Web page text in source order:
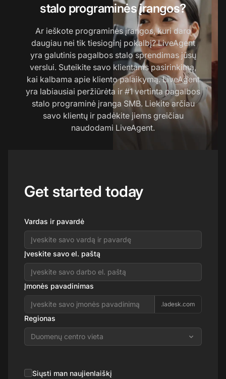
stalo programinės įrangos?
Ar ieškote programinės įrangos, kuri daro
daugiau nei tik tiesioginį pokalbį? LiveAgent
yra galutinis pagalbos stalo sprendimas jūsų
verslui. Suteikite savo klientams pasirinkimą,
kai kalbama apie kliento palaikymą. LiveAgent
yra labiausiai peržiūrėta ir #1 vertinta pagalbos
stalo programinė įranga SMB. Liekite arčiau
savo klientų ir padėkite jiems greičiau
naudodami LiveAgent.
Get started today
Vardas ir pavardė
Įveskite savo el. paštą
Įmonės pavadinimas
.ladesk.com
Regionas
Duomenų centro vieta
Siųsti man naujienlaiškį